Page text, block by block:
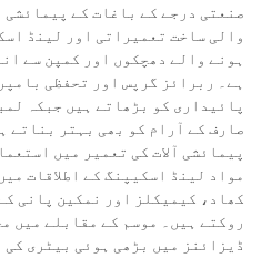
صنعتی درجے کے باغات کے پیمائشی
والی ساخت تعمیراتی اور لینڈ
ہونے والے دھچکوں اور کمپن سے
ہے۔ ربرائز گرپس اور تحفظی
پائیداری کو بڑھاتے ہیں جبکہ
صارف کے آرام کو بھی بہتر بناتے
پیمائشی آلات کی تعمیر میں
مواد لینڈ اسکیپنگ کے اطلاقات
کھاد، کیمیکلز اور نمکین پانی
روکتے ہیں۔ موسم کے مقابلے میں
ڈیزائنز میں بڑھی ہوئی بیٹری